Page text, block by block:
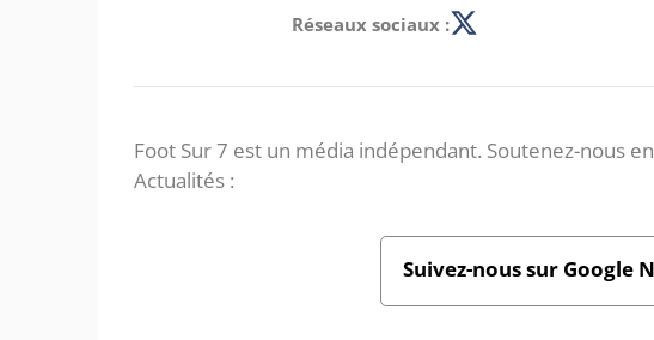
Réseaux sociaux :
Foot Sur 7 est un média indépendant. Soutenez-nous
Actualités :
Suivez-nous sur Google